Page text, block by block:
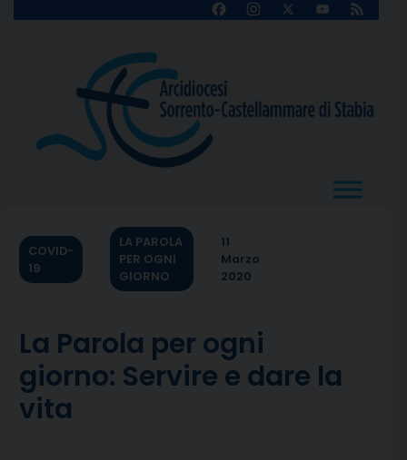
FacebookInstagram
X
YouTube
Feed
COVID-
19
LA PAROLA
PER OGNI
GIORNO
11
Marzo
2020
La Parola per ogni
giorno: Servire e dare la
vita